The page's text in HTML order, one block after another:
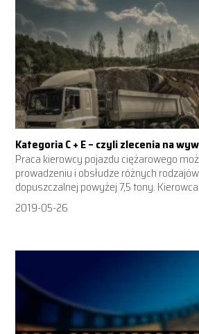
Kategoria C + E – czyli zlecenia na
Praca kierowcy pojazdu ciężarowego
prowadzeniu i obsłudze różnych
dopuszczalnej powyżej 7,5 tony.
2019-05-26